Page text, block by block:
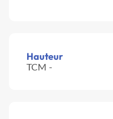
Hauteur
TCM -